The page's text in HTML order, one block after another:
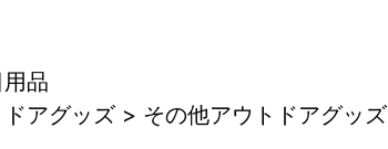
品
アグッズ > その他アウトドアグッズ